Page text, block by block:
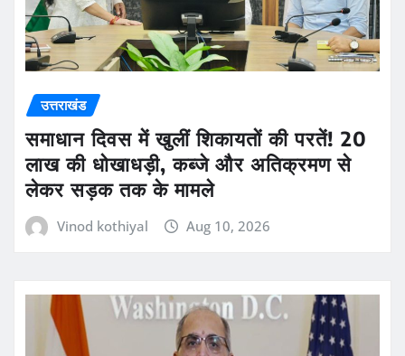
उत्तराखंड
समाधान दिवस में खुलीं शिकायतों की परतें! 20
लाख की धोखाधड़ी, कब्जे और अतिक्रमण से
लेकर सड़क तक के मामले
Vinod kothiyal Aug 10, 2026